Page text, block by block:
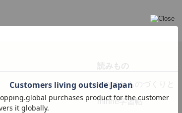
読みもの
minneとものづくりと
minne学習帖